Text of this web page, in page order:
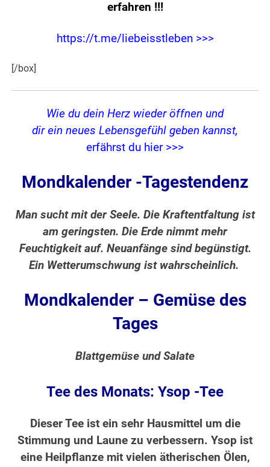
erfahren !!!
https://t.me/liebeisstleben >>>
[/box]
Wie du dein Herz wieder öffnen und
dir ein neues Lebensgefühl geben kannst,
erfährst du hier >>>
Mondkalender -Tagestendenz
Man sucht mit der Seele. Die Kraftentfaltung ist
am geringsten. Die Erde nimmt mehr
Feuchtigkeit auf. Neuanfänge sind begünstigt.
Ein Wetterumschwung ist wahrscheinlich.
Mondkalender – Gemüse des
Tages
Blattgemüse und Salate
Tee des Monats: Ysop -Tee
Dieser Tee ist ein sehr Hausmittel um die
Stimmung und Laune zu verbessern. Ysop ist
eine Heilpflanze mit vielen ätherischen Ölen,